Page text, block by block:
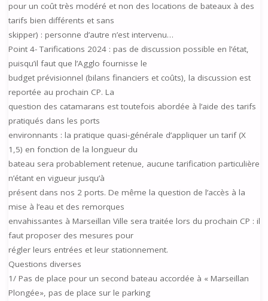
pour un coût très modéré et non des locations de bateaux à des
tarifs bien différents et sans
skipper) : personne d’autre n’est intervenu…
Point 4- Tarifications 2024 : pas de discussion possible en l’état,
puisqu’il faut que l’Agglo fournisse le
budget prévisionnel (bilans financiers et coûts), la discussion est
reportée au prochain CP. La
question des catamarans est toutefois abordée à l’aide des tarifs
pratiqués dans les ports
environnants : la pratique quasi-générale d’appliquer un tarif (X
1,5) en fonction de la longueur du
bateau sera probablement retenue, aucune tarification particulière
n’étant en vigueur jusqu’à
présent dans nos 2 ports. De même la question de l’accès à la
mise à l’eau et des remorques
envahissantes à Marseillan Ville sera traitée lors du prochain CP : il
faut proposer des mesures pour
régler leurs entrées et leur stationnement.
Questions diverses
1/ Pas de place pour un second bateau accordée à « Marseillan
Plongée», pas de place sur le parking